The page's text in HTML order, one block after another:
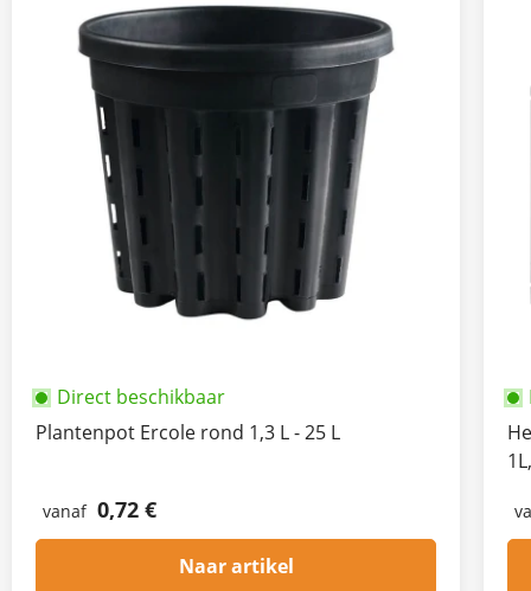
Direct beschikbaar
Plantenpot Ercole rond 1,3 L - 25 L
vanaf 0,72 €
Naar artikel